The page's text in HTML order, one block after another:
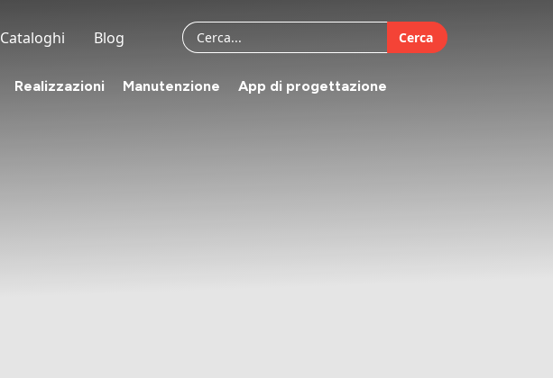
Cerca
Cataloghi Blog
Realizzazioni Manutenzione App di progettazione